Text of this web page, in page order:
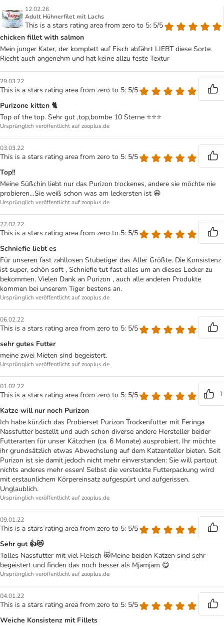
12.02.26
Adult Hühnerfilet mit Lachs
This is a stars rating area from zero to 5: 5/5
chicken fillet with salmon
Mein junger Kater, der komplett auf Fisch abfährt LIEBT diese Sorte.
Riecht auch angenehm und hat keine allzu feste Textur
29.03.22
This is a stars rating area from zero to 5: 5/5
Purizone kitten 🐈
Top of the top. Sehr gut ,top,bombe 10 Sterne ⭐⭐⭐
Ursprünglich veröffentlicht auf zooplus.de
03.03.22
This is a stars rating area from zero to 5: 5/5
Top!!
Meine Süßchin liebt nur das Purizon trockenes, andere sie möchte nie
probieren…Sie weiß schon was am leckersten ist 😆
Ursprünglich veröffentlicht auf zooplus.de
27.02.22
This is a stars rating area from zero to 5: 5/5
Schniefie liebt es
Für unseren fast zahllosen Stubetiger das Aller Größte. Die Konsistenz
ist super, schön soft , Schniefie tut fast alles um an dieses Lecker zu
bekommen. Vielen Dank an Purizon , auch alle anderen Produkte
kommen bei unserem Tiger bestens an.
Ursprünglich veröffentlicht auf zooplus.de
06.02.22
This is a stars rating area from zero to 5: 5/5
sehr gutes Futter
meine zwei Mieten sind begeistert.
Ursprünglich veröffentlicht auf zooplus.de
01.02.22
This is a stars rating area from zero to 5: 5/5
1
Katze will nur noch Purizon
Ich habe kürzlich das Probierset Purizon Trockenfutter mit Feringa
Nassfutter bestellt und auch schon diverse andere Hersteller beider
Futterarten für unser Kätzchen (ca. 6 Monate) ausprobiert. Ihr möchte
ihr grundsätzlich etwas Abwechslung auf dem Katzenteller bieten. Seit
Purizon ist sie damit jedoch nicht mehr einverstanden: Sie will partout
nichts anderes mehr essen! Selbst die versteckte Futterpackung wird
mit erstaunlichem Körpereinsatz aufgespürt und aufgerissen.
Unglaublich.
Ursprünglich veröffentlicht auf zooplus.de
09.01.22
This is a stars rating area from zero to 5: 5/5
Sehr gut 👍😻
Tolles Nassfutter mit viel Fleisch 😻Meine beiden Katzen sind sehr
begeistert und finden das noch besser als Mjamjam 😋
Ursprünglich veröffentlicht auf zooplus.de
04.01.22
This is a stars rating area from zero to 5: 5/5
Weiche Konsistenz mit Fillets